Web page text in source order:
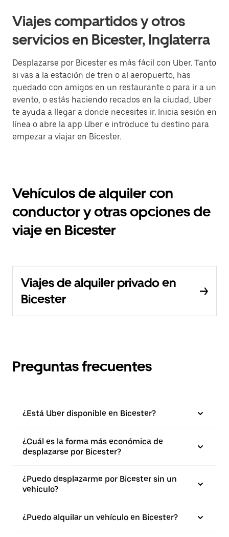
Viajes compartidos y otros
servicios en Bicester, Inglaterra
Desplazarse por Bicester es más fácil con Uber. Tanto
si vas a la estación de tren o al aeropuerto, has
quedado con amigos en un restaurante o para ir a un
evento, o estás haciendo recados en la ciudad, Uber
te ayuda a llegar a donde necesites ir. Inicia sesión en
línea o abre la app Uber e introduce tu destino para
empezar a viajar en Bicester.
Vehículos de alquiler con
conductor y otras opciones de
viaje en Bicester
Viajes de alquiler privado en
Bicester
Preguntas frecuentes
¿Está Uber disponible en Bicester?
¿Cuál es la forma más económica de
desplazarse por Bicester?
¿Puedo desplazarme por Bicester sin un
vehículo?
¿Puedo alquilar un vehículo en Bicester?